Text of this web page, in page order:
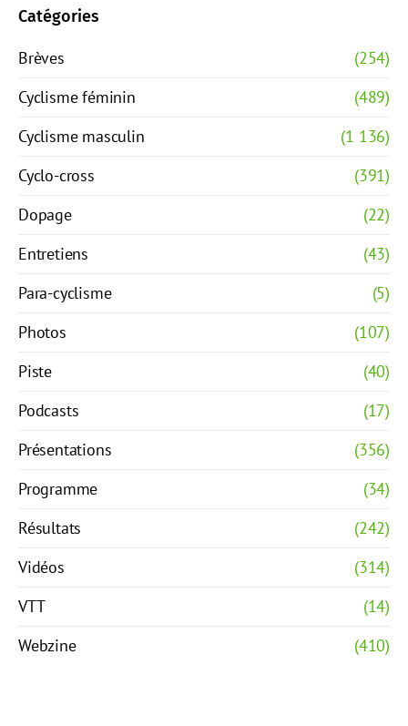
Catégories
Brèves
(254)
Cyclisme féminin
(489)
Cyclisme masculin
(1 136)
Cyclo-cross
(391)
Dopage
(22)
Entretiens
(43)
Para-cyclisme
(5)
Photos
(107)
Piste
(40)
Podcasts
(17)
Présentations
(356)
Programme
(34)
Résultats
(242)
Vidéos
(314)
VTT
(14)
Webzine
(410)